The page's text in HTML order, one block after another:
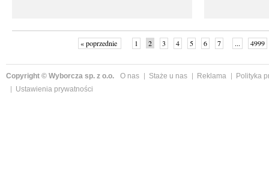
« poprzednie 1 2 3 4 5 6 7 ... 4999
Copyright © Wyborcza sp. z o.o. O nas Staże u nas Reklama
Polityka
Ustawienia prywatności